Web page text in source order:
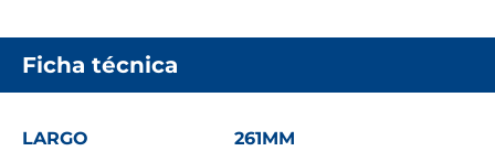
Ficha técnica
LARGO 261MM